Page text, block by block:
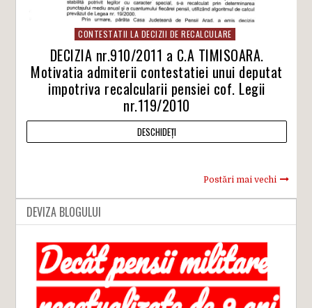
CONTESTATII LA DECIZII DE RECALCULARE
DECIZIA nr.910/2011 a C.A TIMISOARA.
Motivatia admiterii contestatiei unui deputat
impotriva recalcularii pensiei cof. Legii
nr.119/2010
DESCHIDEȚI
Postări mai vechi
DEVIZA BLOGULUI